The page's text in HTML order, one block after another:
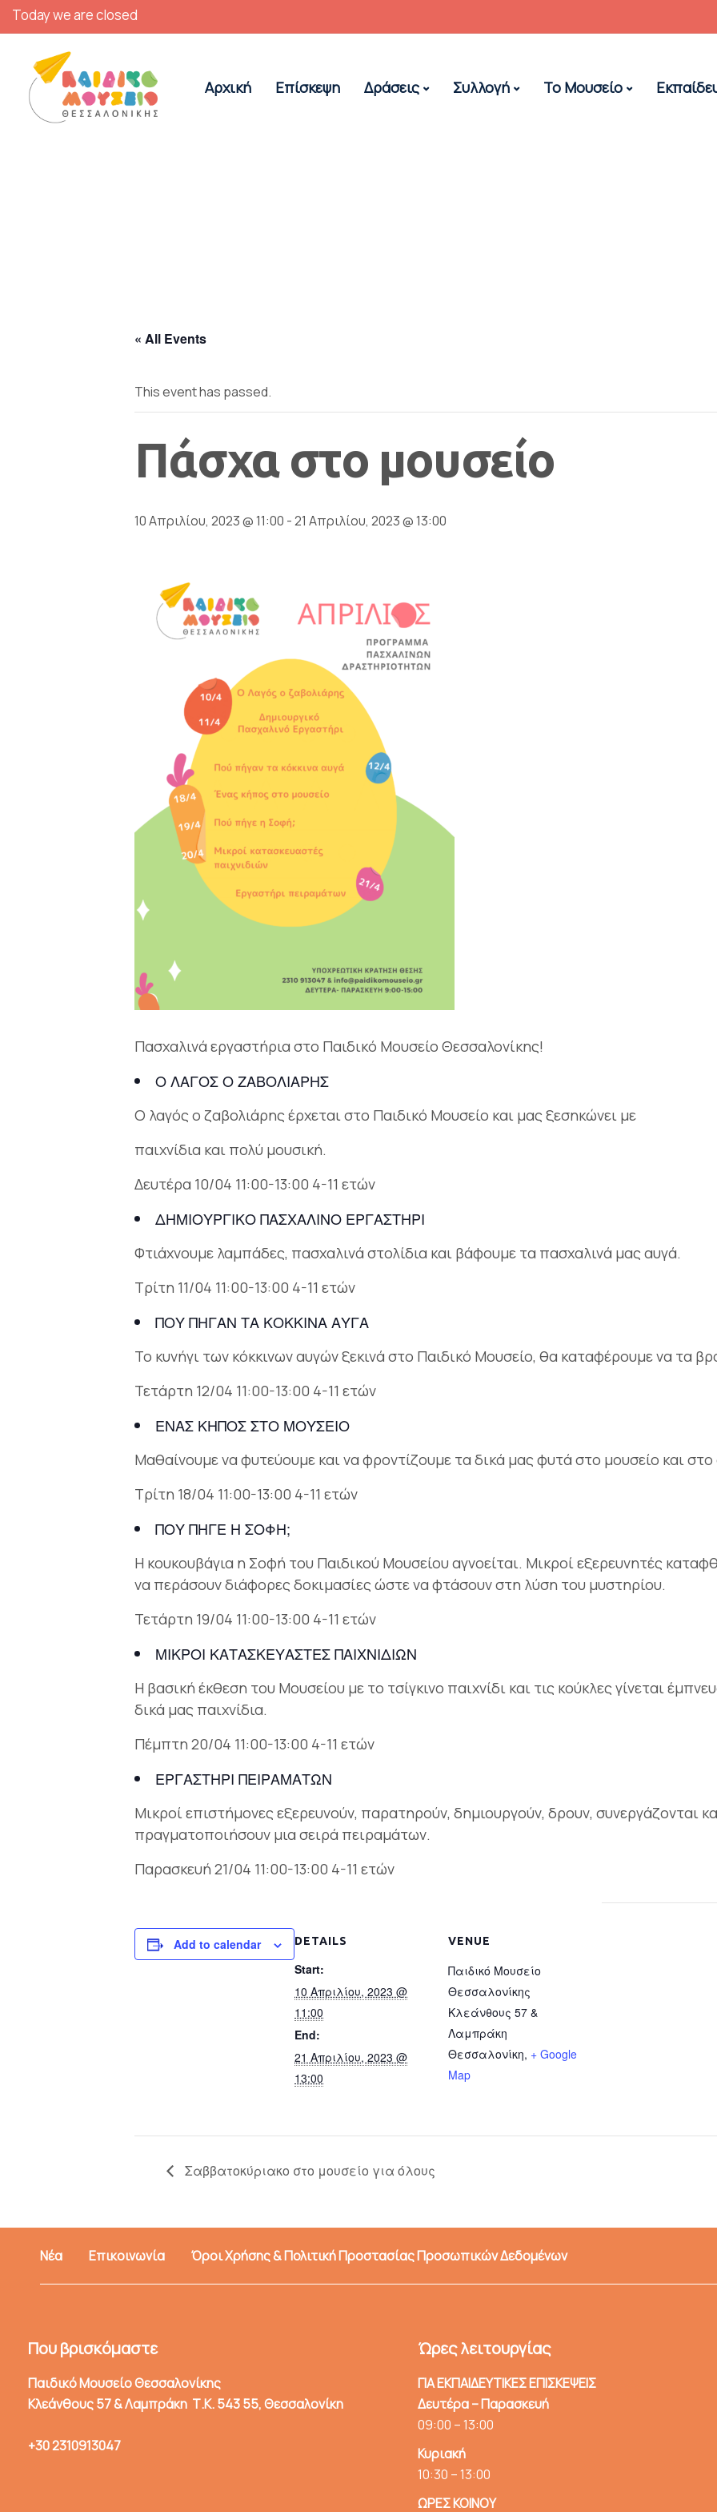
Today we are closed
Αρχική Επίσκεψη Δράσεις Συλλογή Το Μουσείο
« All Events
This event has passed.
Πάσχα στο μουσείο
10 Απριλίου, 2023 @ 11:00 -21 Απριλίου, 2023 @ 13:00
Πασχαλινά εργαστήρια στο Παιδικό Μουσείο Θεσσαλονίκης!
Ο ΛΑΓΟΣ Ο ΖΑΒΟΛΙΑΡΗΣ
Ο λαγός ο ζαβολιάρης έρχεται στο Παιδικό Μουσείο και μας ξεσηκώνει με
παιχνίδια και πολύ μουσική.
Δευτέρα 10/04 11:00-13:00 4-11 ετών
ΔΗΜΙΟΥΡΓΙΚΟ ΠΑΣΧΑΛΙΝΟ ΕΡΓΑΣΤΗΡΙ
Φτιάχνουμε λαμπάδες, πασχαλινά στολίδια και βάφουμε τα πασχαλινά μας αυγά.
Τρίτη 11/04 11:00-13:00 4-11 ετών
ΠΟΥ ΠΗΓΑΝ ΤΑ ΚΟΚΚΙΝΑ ΑΥΓΑ
Το κυνήγι των κόκκινων αυγών ξεκινά στο Παιδικό Μουσείο, θα καταφέρουμε να τα
Τετάρτη 12/04 11:00-13:00 4-11 ετών
ΕΝΑΣ ΚΗΠΟΣ ΣΤΟ ΜΟΥΣΕΙΟ
Μαθαίνουμε να φυτεύουμε και να φροντίζουμε τα δικά μας φυτά στο μουσείο και στο
Τρίτη 18/04 11:00-13:00 4-11 ετών
ΠΟΥ ΠΗΓΕ Η ΣΟΦΗ;
Η κουκουβάγια η Σοφή του Παιδικού Μουσείου αγνοείται. Μικροί εξερευνητές
να περάσουν διάφορες δοκιμασίες ώστε να φτάσουν στη λύση του μυστηρίου.
Τετάρτη 19/04 11:00-13:00 4-11 ετών
ΜΙΚΡΟΙ ΚΑΤΑΣΚΕΥΑΣΤΕΣ ΠΑΙΧΝΙΔΙΩΝ
Η βασική έκθεση του Μουσείου με το τσίγκινο παιχνίδι και τις κούκλες γίνεται
δικά μας παιχνίδια.
Πέμπτη 20/04 11:00-13:00 4-11 ετών
ΕΡΓΑΣΤΗΡΙ ΠΕΙΡΑΜΑΤΩΝ
Μικροί επιστήμονες εξερευνούν, παρατηρούν, δημιουργούν, δρουν, συνεργάζονται
πραγματοποιήσουν μια σειρά πειραμάτων.
Παρασκευή 21/04 11:00-13:00 4-11 ετών
Add to calendar DETAILS
Start:
10 Απριλίου, 2023 @
11:00
End:
21 Απριλίου, 2023 @
13:00
VENUE
Παιδικό Μουσείο
Θεσσαλονίκης
Κλεάνθους 57 &
Λαμπράκη
Θεσσαλονίκη, + Google
Map
Σαββατοκύριακο στο μουσείο για όλους
Νέα Επικοινωνία Όροι Χρήσης & Πολιτική Προστασίας Προσωπικών Δεδομένων
Που βρισκόμαστε
Παιδικό Μουσείο Θεσσαλονίκης
Κλεάνθους 57 & Λαμπράκη Τ.Κ. 543 55, Θεσσαλονίκη
+30 2310913047
Ώρες λειτουργίας
ΓΙΑ ΕΚΠΑΙΔΕΥΤΙΚΕΣ ΕΠΙΣΚΕΨΕΙΣ
Δευτέρα – Παρασκευή
09:00 – 13:00
Κυριακή
10:30 – 13:00
ΩΡΕΣ ΚΟΙΝΟΥ